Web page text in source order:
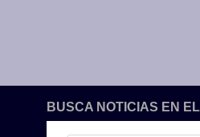
BUSCA NOTICIAS EN